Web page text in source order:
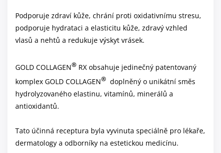
Podporuje zdraví kůže, chrání proti oxidativnímu stresu,
podporuje hydrataci a elasticitu kůže, zdravý vzhled
vlasů a nehtů a redukuje výskyt vrásek.
GOLD COLLAGEN® RX obsahuje jedinečný patentovaný
komplex GOLD COLLAGEN® doplněný o unikátní směs
hydrolyzovaného elastinu, vitamínů, minerálů a
antioxidantů.
Tato účinná receptura byla vyvinuta speciálně pro lékaře,
dermatology a odborníky na estetickou medicínu.